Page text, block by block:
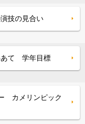
技の見合い
あて 学年目標
カメリンピック